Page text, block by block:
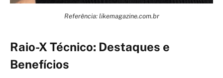
Referência: likemagazine.com.br
Raio-X Técnico: Destaques e
Benefícios